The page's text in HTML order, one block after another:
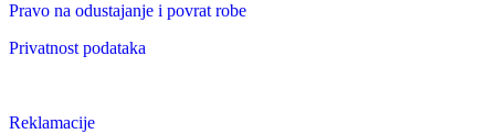
Pravo na odustajanje i povrat robe
Privatnost podataka
Reklamacije